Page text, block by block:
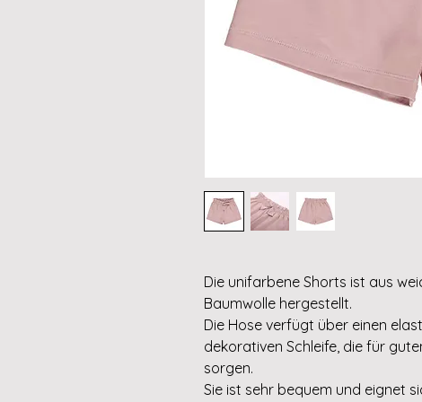
Die unifarbene Shorts ist aus
Baumwolle hergestellt.
Die Hose verfügt über einen
dekorativen Schleife, die für
sorgen.
Sie ist sehr bequem und eignet